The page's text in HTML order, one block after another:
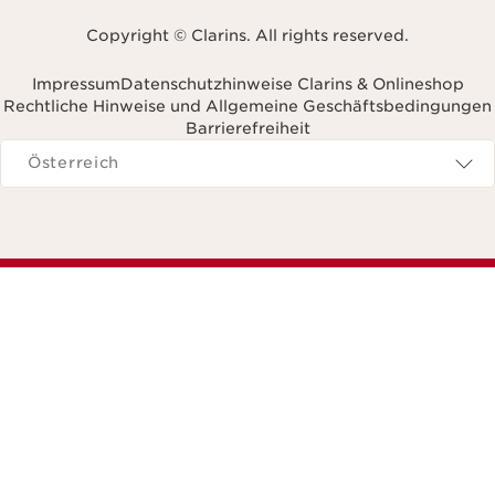
Copyright © Clarins. All rights reserved.
ImpressumDatenschutzhinweise Clarins & Onlineshop
Rechtliche Hinweise und Allgemeine Geschäftsbedingungen
Barrierefreiheit
Navigieren zu
Österreich